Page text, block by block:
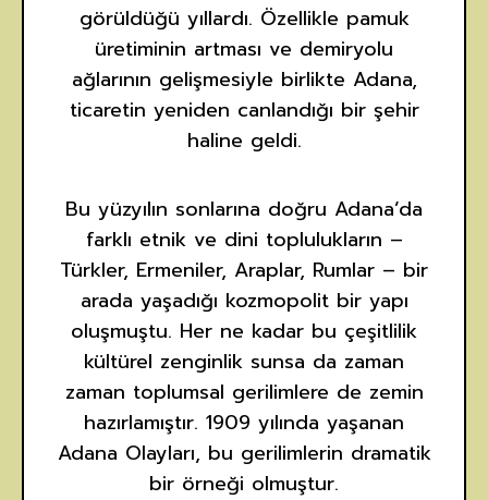
görüldüğü yıllardı. Özellikle pamuk
üretiminin artması ve demiryolu
ağlarının gelişmesiyle birlikte Adana,
ticaretin yeniden canlandığı bir şehir
haline geldi.
Bu yüzyılın sonlarına doğru Adana’da
farklı etnik ve dini toplulukların –
Türkler, Ermeniler, Araplar, Rumlar – bir
arada yaşadığı kozmopolit bir yapı
oluşmuştu. Her ne kadar bu çeşitlilik
kültürel zenginlik sunsa da zaman
zaman toplumsal gerilimlere de zemin
hazırlamıştır. 1909 yılında yaşanan
Adana Olayları, bu gerilimlerin dramatik
bir örneği olmuştur.